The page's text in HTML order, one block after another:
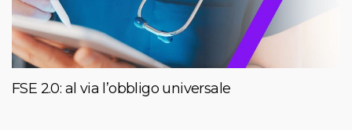
FSE 2.0: al via l’obbligo universale